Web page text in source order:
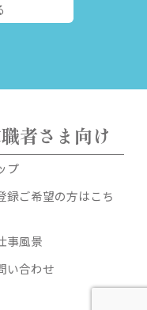
者さま向け
プ
録ご希望の方はこち
事風景
い合わせ